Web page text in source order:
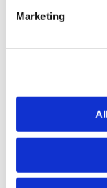
Marketing
auch gleich
geführten